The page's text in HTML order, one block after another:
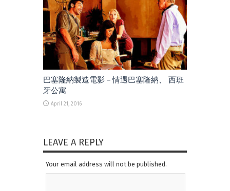
巴塞隆納製造電影－情遇巴塞隆納、 西班
牙公寓
April 21, 2016
LEAVE A REPLY
Your email address will not be published.